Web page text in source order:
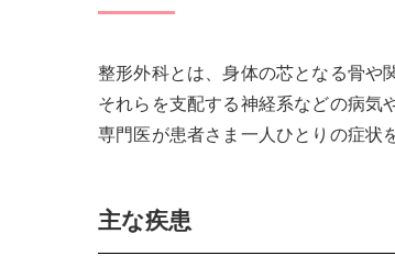
整形外科とは、身体の芯となる骨や
それらを支配する神経系などの病気
専門医が患者さま一人ひとりの症状
主な疾患